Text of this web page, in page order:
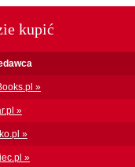
kupić
»
»
»
»